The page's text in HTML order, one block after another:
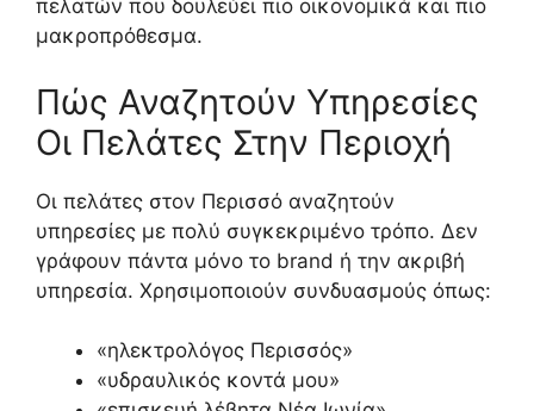
πελατών που δουλεύει πιο οικονομικά και πιο
μακροπρόθεσμα.
Πώς Αναζητούν Υπηρεσίες
Οι Πελάτες Στην Περιοχή
Οι πελάτες στον Περισσό αναζητούν
υπηρεσίες με πολύ συγκεκριμένο τρόπο. Δεν
γράφουν πάντα μόνο το brand ή την ακριβή
υπηρεσία. Χρησιμοποιούν συνδυασμούς όπως:
«ηλεκτρολόγος Περισσός»
«υδραυλικός κοντά μου»